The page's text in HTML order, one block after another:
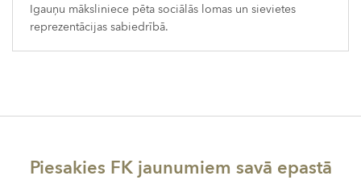
Igauņu māksliniece pēta sociālās lomas un sievietes
reprezentācijas sabiedrībā.
Piesakies FK jaunumiem savā epastā